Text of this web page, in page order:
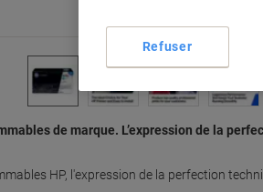
de marque. L’expression de la
HP, l'expression de la perfection
Refuser